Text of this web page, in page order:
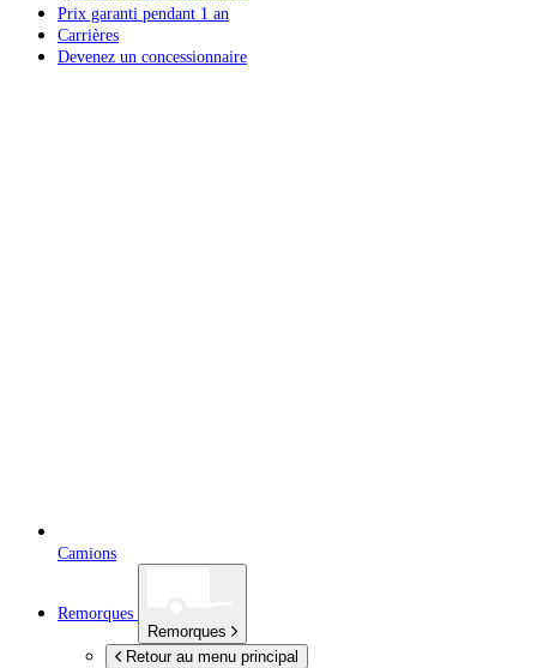
Prix garanti pendant 1 an
Carrières
Devenez un concessionnaire
Camions
Remorques
Remorques
Retour au menu principal